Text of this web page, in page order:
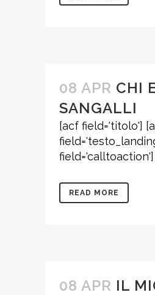
08 APR CHI
SANGALLI
[acf field='titolo']
field='calltoaction']
READ MORE
08 APR IL